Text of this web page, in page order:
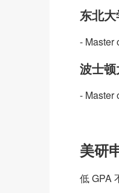
东北
- Master
波士
- Master
美研
低 GPA